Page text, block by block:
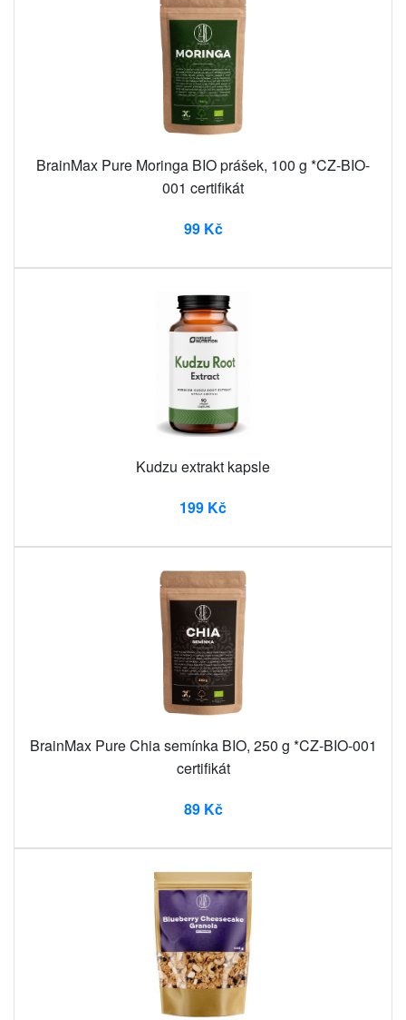
BrainMax Pure Moringa BIO prášek, 100 g *CZ-BIO-
001 certifikát
99 Kč
Kudzu extrakt kapsle
199 Kč
BrainMax Pure Chia semínka BIO, 250 g *CZ-BIO-001
certifikát
89 Kč